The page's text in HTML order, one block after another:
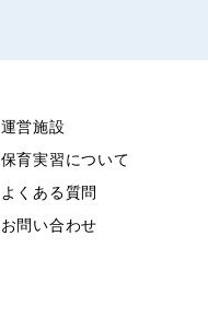
運営施設
保育実習について
よくある質問
お問い合わせ